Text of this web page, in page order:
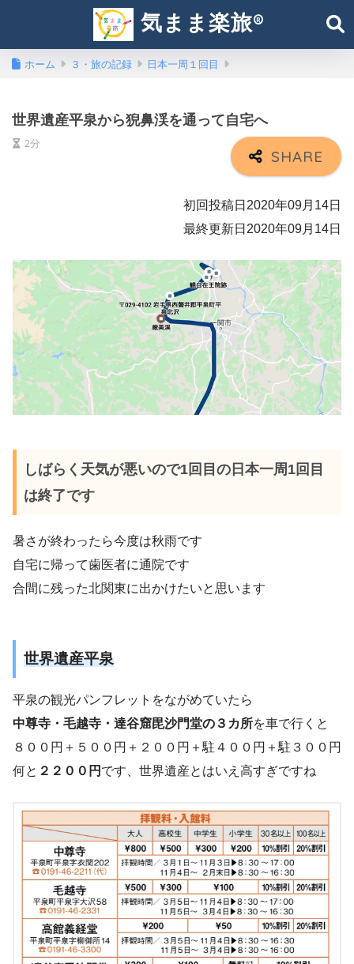
気まま楽旅®︎
ホーム ３・旅の記録 日本一周１回目
世界遺産平泉から猊鼻渓を通って自宅へ
2分
初回投稿日2020年09月14日
最終更新日2020年09月14日
しばらく天気が悪いので1回目の日本一周1回目
は終了です
暑さが終わったら今度は秋雨です
自宅に帰って歯医者に通院です
合間に残った北関東に出かけたいと思います
世界遺産平泉
平泉の観光パンフレットをながめていたら
中尊寺・毛越寺・達谷窟毘沙門堂の３カ所を車で行くと
８００円＋５００円＋２００円＋駐４００円＋駐３００円
何と ２２００円 です、世界遺産とはいえ高すぎですね